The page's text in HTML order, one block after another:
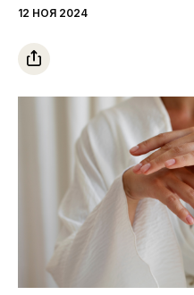
12 НОЯ 2024